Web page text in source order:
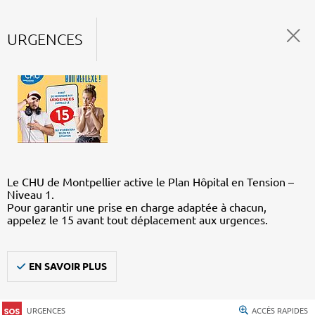
URGENCES
Le CHU de Montpellier active le Plan Hôpital en Tension –
Niveau 1.
Pour garantir une prise en charge adaptée à chacun,
appelez le 15 avant tout déplacement aux urgences.
EN SAVOIR PLUS
URGENCES ACCÈS RAPIDES